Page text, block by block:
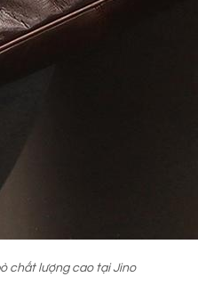
chất lượng cao tại Jino